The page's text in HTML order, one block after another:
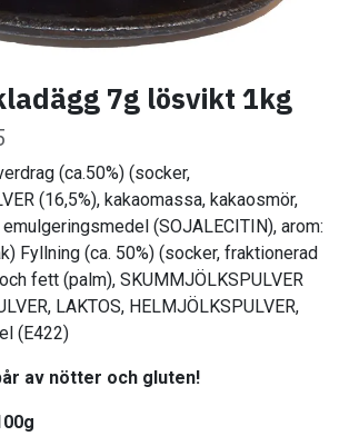
7g lösvikt 1kg
(ca.50%) (socker,
(16,5%), kakaomassa, kakaosmör,
emulgeringsmedel (SOJALECITIN), arom:
Fyllning (ca. 50%) (socker, fraktionerad
fett (palm), SKUMMJÖLKSPULVER
LAKTOS, HELMJÖLKSPULVER,
(E422)
av nötter och gluten!